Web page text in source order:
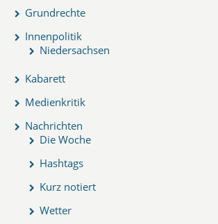
Grundrechte
Innenpolitik
Niedersachsen
Kabarett
Medienkritik
Nachrichten
Die Woche
Hashtags
Kurz notiert
Wetter